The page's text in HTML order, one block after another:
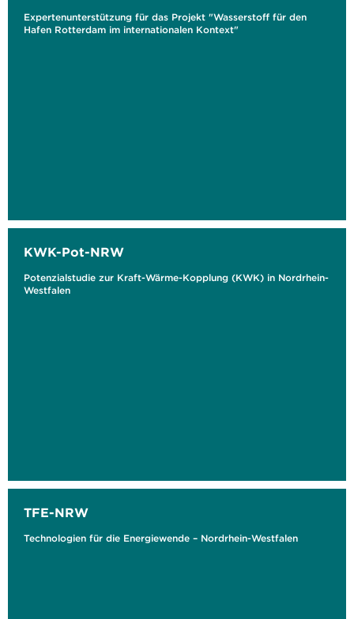
Expertenunterstützung für das Projekt "Wasserstoff für den
Hafen Rotterdam im internationalen Kontext"
KWK-Pot-NRW
Potenzialstudie zur Kraft-Wärme-Kopplung (KWK) in Nordrhein-
Westfalen
TFE-NRW
Technologien für die Energiewende – Nordrhein-Westfalen